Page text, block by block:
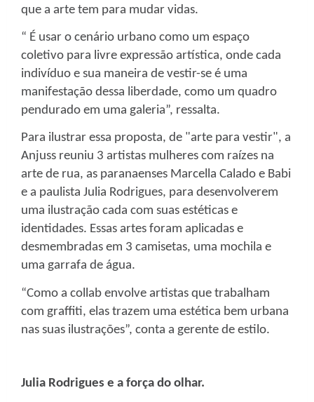
que a arte tem para mudar vidas.
“ É usar o cenário urbano como um espaço
coletivo para livre expressão artística, onde cada
indivíduo e sua maneira de vestir-se é uma
manifestação dessa liberdade, como um quadro
pendurado em uma galeria”, ressalta.
Para ilustrar essa proposta, de "arte para vestir", a
Anjuss reuniu 3 artistas mulheres com raízes na
arte de rua, as paranaenses Marcella Calado e Babi
e a paulista Julia Rodrigues, para desenvolverem
uma ilustração cada com suas estéticas e
identidades. Essas artes foram aplicadas e
desmembradas em 3 camisetas, uma mochila e
uma garrafa de água.
“Como a collab envolve artistas que trabalham
com graffiti, elas trazem uma estética bem urbana
nas suas ilustrações”, conta a gerente de estilo.
Julia Rodrigues e a força do olhar.